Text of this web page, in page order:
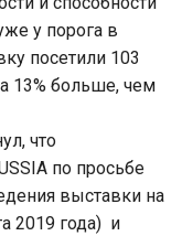
у порога в
посетили 103
13% больше, чем
что
по просьбе
выставки на
2019 года) и